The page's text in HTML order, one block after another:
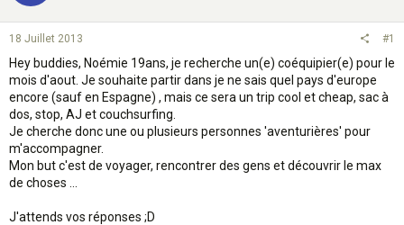
18 Juillet 2013 #1
Hey buddies, Noémie 19ans, je recherche un(e) coéquipier(e) pour le
mois d'aout. Je souhaite partir dans je ne sais quel pays d'europe
encore (sauf en Espagne) , mais ce sera un trip cool et cheap, sac à
dos, stop, AJ et couchsurfing.
Je cherche donc une ou plusieurs personnes 'aventurières' pour
m'accompagner.
Mon but c'est de voyager, rencontrer des gens et découvrir le max
de choses ...
J'attends vos réponses ;D